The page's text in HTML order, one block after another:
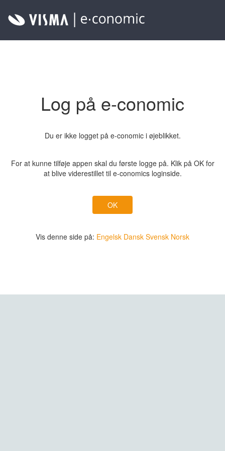
Log på e-conomic
Du er ikke logget på e-conomic i øjeblikket.
For at kunne tilføje appen skal du første logge på. Klik på OK for
at blive viderestillet til e-conomics loginside.
Vis denne side på: Engelsk Dansk Svensk Norsk